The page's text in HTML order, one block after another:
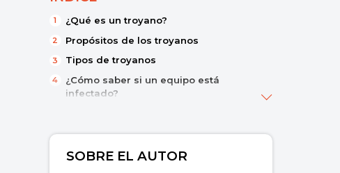
¿Qué es un troyano?
Propósitos de los troyanos
Tipos de troyanos
¿Cómo saber si un equipo está
infectado?
¿Cómo protegerse de un troyano?
Diferencia entre troyano y virus
SOBRE EL AUTOR